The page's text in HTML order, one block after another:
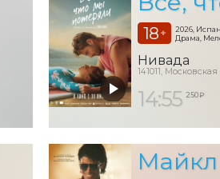
18 +
2026,
Драма,
Нивада
141011,
14:55 250 ₽
Майкл